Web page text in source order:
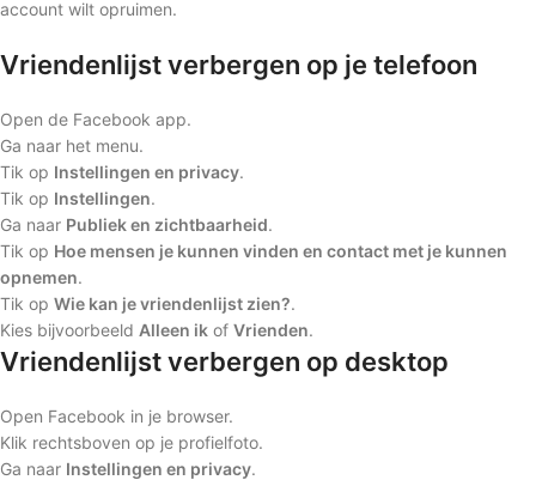
account wilt opruimen.
Vriendenlijst verbergen op je telefoon
Open de Facebook app.
Ga naar het menu.
Tik op Instellingen en privacy.
Tik op Instellingen.
Ga naar Publiek en zichtbaarheid.
Tik op Hoe mensen je kunnen vinden en contact met je kunnen
opnemen.
Tik op Wie kan je vriendenlijst zien?.
Kies bijvoorbeeld Alleen ik of Vrienden.
Vriendenlijst verbergen op desktop
Open Facebook in je browser.
Klik rechtsboven op je profielfoto.
Ga naar Instellingen en privacy.